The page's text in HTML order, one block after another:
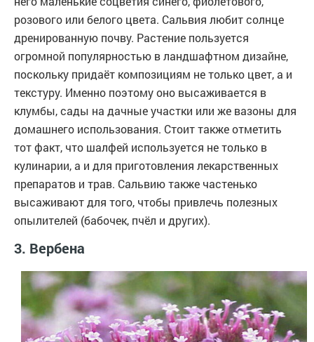
розового или белого цвета. Сальвия любит солнце
дренированную почву. Растение пользуется
огромной популярностью в ландшафтном дизайне,
поскольку придаёт композициям не только цвет, а и
текстуру. Именно поэтому оно высаживается в
клумбы, сады на дачные участки или же вазоны для
домашнего использования. Стоит также отметить
тот факт, что шалфей используется не только в
кулинарии, а и для приготовления лекарственных
препаратов и трав. Сальвию также частенько
высаживают для того, чтобы привлечь полезных
опылителей (бабочек, пчёл и других).
3. Вербена